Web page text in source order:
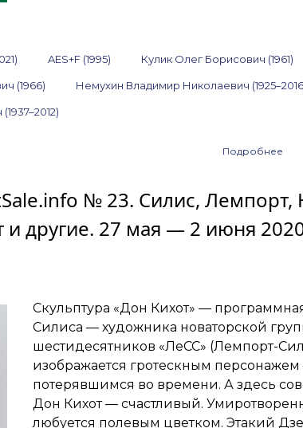
AES+F (1995) Кулик Олег Борисович (1961)
(1966) Немухин Владимир Николаевич
Подробнее
№
и
10–
16
№ 23. Силис, Лемпорт,
и другие. 27 мая — 2 июня
Скульптура «Дон Кихот» —
Силиса — художника новаторской
шестидесятников «ЛеСС» (Лемпорт-
изображается гротескным
потерявшимся во времени. А здесь
Дон Кихот — счастливый.
любуется полевым цветком. Этакий